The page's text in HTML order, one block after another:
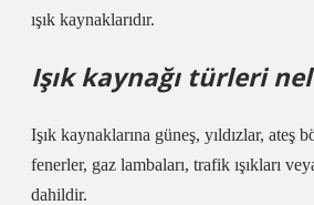
ışık kaynaklarıdır.
Işık kaynağı türleri
Işık kaynaklarına güneş, yıldızlar, ateş
fenerler, gaz lambaları, trafik ışıkları
dahildir.